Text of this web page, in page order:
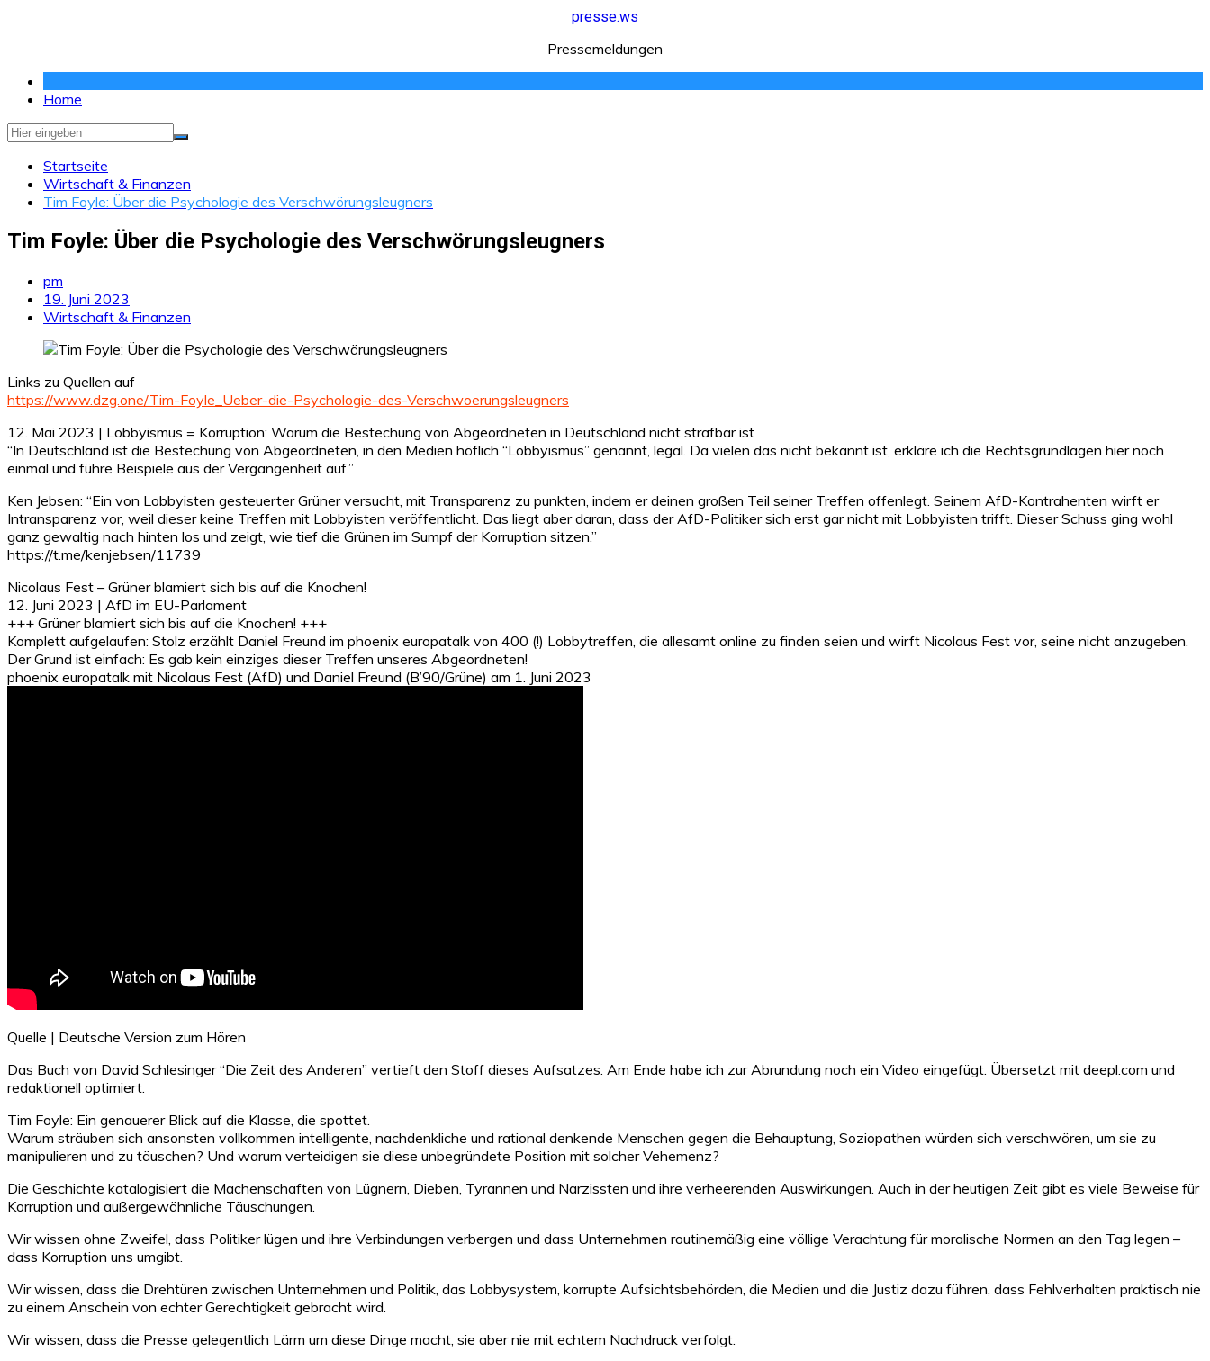
presse.ws
Pressemeldungen
Home
Startseite
Wirtschaft & Finanzen
Tim Foyle: Über die Psychologie des Verschwörungsleugners
Tim Foyle: Über die Psychologie des Verschwörungsleugners
pm
19. Juni 2023
Wirtschaft & Finanzen
Links zu Quellen auf
https://www.dzg.one/Tim-Foyle_Ueber-die-Psychologie-des-Verschwoerungsleugners
12. Mai 2023 | Lobbyismus = Korruption: Warum die Bestechung von Abgeordneten in Deutschland nicht strafbar ist
“In Deutschland ist die Bestechung von Abgeordneten, in den Medien höflich “Lobbyismus” genannt, legal. Da vielen das nicht bekannt ist, erkläre ich die Rechtsgrundlagen hier noch
einmal und führe Beispiele aus der Vergangenheit auf.”
Ken Jebsen: “Ein von Lobbyisten gesteuerter Grüner versucht, mit Transparenz zu punkten, indem er deinen großen Teil seiner Treffen offenlegt. Seinem AfD-Kontrahenten wirft er
Intransparenz vor, weil dieser keine Treffen mit Lobbyisten veröffentlicht. Das liegt aber daran, dass der AfD-Politiker sich erst gar nicht mit Lobbyisten trifft. Dieser Schuss ging wohl
ganz gewaltig nach hinten los und zeigt, wie tief die Grünen im Sumpf der Korruption sitzen.”
https://t.me/kenjebsen/11739
Nicolaus Fest – Grüner blamiert sich bis auf die Knochen!
12. Juni 2023 | AfD im EU-Parlament
+++ Grüner blamiert sich bis auf die Knochen! +++
Komplett aufgelaufen: Stolz erzählt Daniel Freund im phoenix europatalk von 400 (!) Lobbytreffen, die allesamt online zu finden seien und wirft Nicolaus Fest vor, seine nicht anzugeben.
Der Grund ist einfach: Es gab kein einziges dieser Treffen unseres Abgeordneten!
phoenix europatalk mit Nicolaus Fest (AfD) und Daniel Freund (B’90/Grüne) am 1. Juni 2023
Quelle | Deutsche Version zum Hören
Das Buch von David Schlesinger “Die Zeit des Anderen” vertieft den Stoff dieses Aufsatzes. Am Ende habe ich zur Abrundung noch ein Video eingefügt. Übersetzt mit deepl.com und
redaktionell optimiert.
Tim Foyle: Ein genauerer Blick auf die Klasse, die spottet.
Warum sträuben sich ansonsten vollkommen intelligente, nachdenkliche und rational denkende Menschen gegen die Behauptung, Soziopathen würden sich verschwören, um sie zu
manipulieren und zu täuschen? Und warum verteidigen sie diese unbegründete Position mit solcher Vehemenz?
Die Geschichte katalogisiert die Machenschaften von Lügnern, Dieben, Tyrannen und Narzissten und ihre verheerenden Auswirkungen. Auch in der heutigen Zeit gibt es viele Beweise für
Korruption und außergewöhnliche Täuschungen.
Wir wissen ohne Zweifel, dass Politiker lügen und ihre Verbindungen verbergen und dass Unternehmen routinemäßig eine völlige Verachtung für moralische Normen an den Tag legen –
dass Korruption uns umgibt.
Wir wissen, dass die Drehtüren zwischen Unternehmen und Politik, das Lobbysystem, korrupte Aufsichtsbehörden, die Medien und die Justiz dazu führen, dass Fehlverhalten praktisch nie
zu einem Anschein von echter Gerechtigkeit gebracht wird.
Wir wissen, dass die Presse gelegentlich Lärm um diese Dinge macht, sie aber nie mit echtem Nachdruck verfolgt.